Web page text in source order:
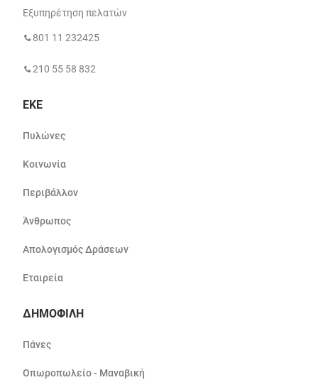
Εξυπηρέτηση πελατών
801 11 232425
210 55 58 832
ΕΚΕ
Πυλώνες
Κοινωνία
Περιβάλλον
Άνθρωπος
Απολογισμός Δράσεων
Εταιρεία
ΔΗΜΟΦΙΛΗ
Πάνες
Οπωροπωλείο - Μαναβική